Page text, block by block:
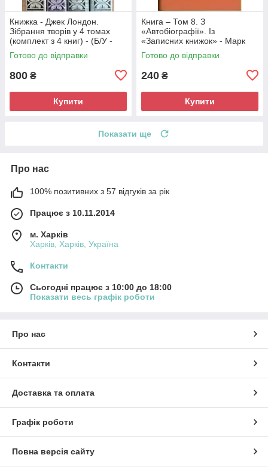
Книжка - Джек Лондон.
Зібрання творів у 4 томах
(комплект з 4 книг) - (Б/У -
Уцінка)
Готово до відправки
800 ₴
Купити
Книга – Том 8. З
«Автобіографії». Із
«Записних книжок» - Марк
Твен (Б/У - УЦІНКА) -
кольорові ілюстрації
Готово до відправки
240 ₴
Купити
Показати ще
Про нас
100% позитивних з 57 відгуків за рік
Працює з 10.11.2014
м. Харків
Харків, Харків, Україна
Контакти
Сьогодні працює з 10:00 до 18:00
Показати весь графік роботи
Про нас
Контакти
Доставка та оплата
Графік роботи
Повна версія сайту